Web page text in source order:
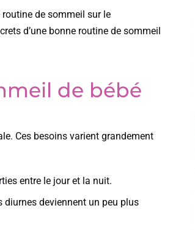
routine de sommeil sur le
d’une bonne routine de sommeil
de bébé
Ces besoins varient grandement
entre le jour et la nuit.
diurnes deviennent un peu plus